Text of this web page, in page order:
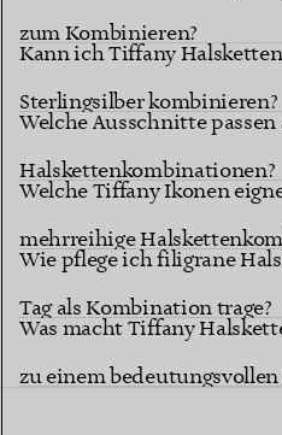
zum Kombinieren?
Kann ich Tiffany
Sterlingsilber kombinieren?
Welche Ausschnitte passen
Halskettenkombinationen?
Welche Tiffany Ikonen
mehrreihige
Wie pflege ich filigrane
Tag als Kombination trage?
Was macht Tiffany
zu einem bedeutungsvollen